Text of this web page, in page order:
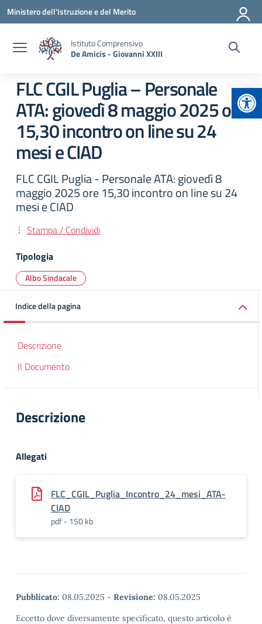
Vai ai contenuti
Vai al menu di navigazione
Vai al footer
Ministero dell'Istruzione e del Merito
Istituto Comprensivo
De Amicis - Giovanni XXIII
FLC CGIL Puglia – Personale
ATA: giovedì 8 maggio 2025 ore
15,30 incontro on line su 24
mesi e CIAD
FLC CGIL Puglia - Personale ATA: giovedì 8
maggio 2025 ore 15,30 incontro on line su 24
mesi e CIAD
Stampa / Condividi
Tipologia
Albo Sindacale
Indice della pagina
Descrizione
Il Documento
Descrizione
Allegati
FLC_CGIL_Puglia_Incontro_24_mesi_ATA-
CIAD
pdf - 150 kb
Pubblicato: 08.05.2025 - Revisione: 08.05.2025
Eccetto dove diversamente specificato, questo articolo è